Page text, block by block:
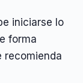
iniciarse lo
forma
recomienda